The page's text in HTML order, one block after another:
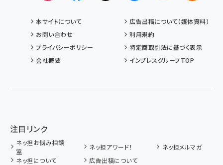
本サイトについて
広告出稿について（媒体資料）
お問い合わせ
利用規約
プライバシーポリシー
特定商取引法に基づく表示
会社概要
インプレスグループTOP
注目リンク
ネッ担お悩み相談
室
ネッ担アワード！
ネッ担メルマガ
ネッ担について
広告出稿について